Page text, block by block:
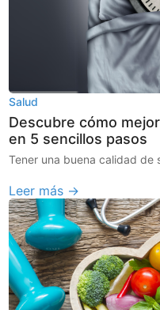
Salud
Descubre cómo
en 5 sencillos pasos
Tener una buena calidad de
Leer más →